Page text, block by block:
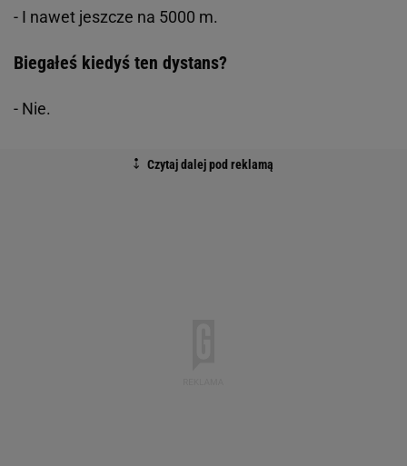
- I nawet jeszcze na 5000 m.
Biegałeś kiedyś ten dystans?
- Nie.